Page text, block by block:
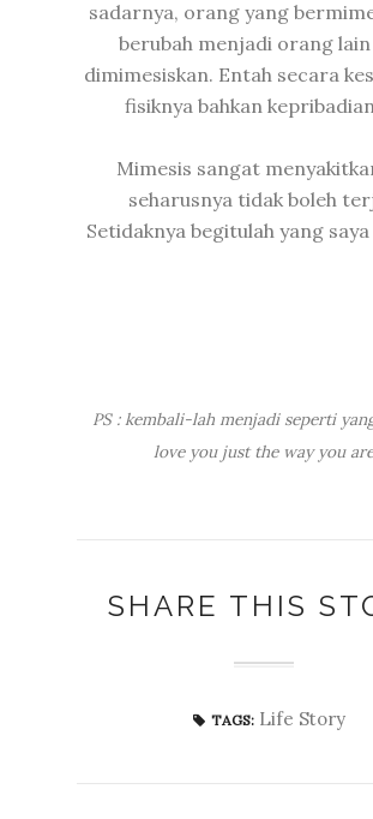
sadarnya, orang yang
berubah menjadi orang
dimimesiskan. Entah secara
fisiknya bahkan
Mimesis sangat
seharusnya tidak boleh
Setidaknya begitulah yang
PS : kembali-lah menjadi seperti
love you just the way you
SHARE THIS
TAGS: Life Story